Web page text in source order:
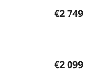
€2 749
€2 099